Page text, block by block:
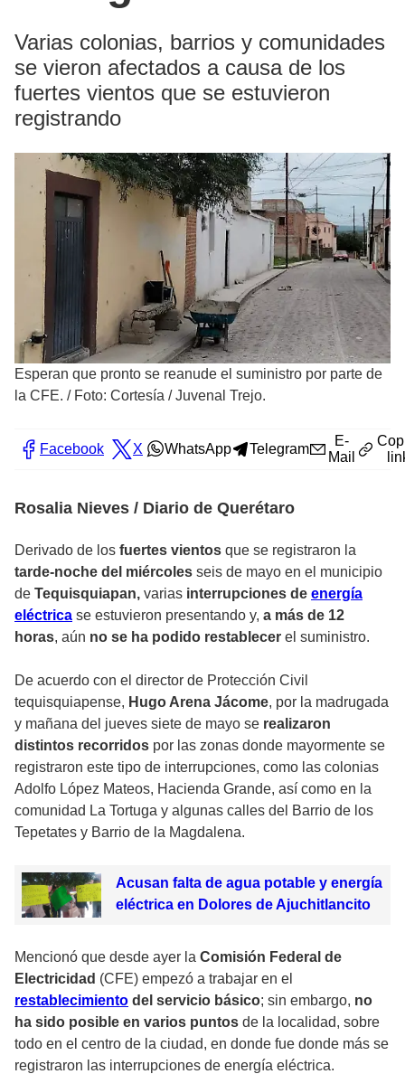
Varias colonias, barrios y comunidades
se vieron afectados a causa de los
fuertes vientos que se estuvieron
registrando
Esperan que pronto se reanude el suministro por parte de
la CFE. / Foto: Cortesía / Juvenal Trejo.
Facebook X WhatsApp Telegram
E-
Mail
Rosalia Nieves / Diario de Querétaro
Derivado de los fuertes vientos que se registraron la
tarde-noche del miércoles seis de mayo en el municipio
de Tequisquiapan, varias interrupciones de energía
eléctrica se estuvieron presentando y, a más de 12
horas, aún no se ha podido restablecer el suministro.
De acuerdo con el director de Protección Civil
tequisquiapense, Hugo Arena Jácome, por la madrugada
y mañana del jueves siete de mayo se realizaron
distintos recorridos por las zonas donde mayormente se
registraron este tipo de interrupciones, como las colonias
Adolfo López Mateos, Hacienda Grande, así como en la
comunidad La Tortuga y algunas calles del Barrio de los
Tepetates y Barrio de la Magdalena.
Acusan falta de agua potable y energía
eléctrica en Dolores de Ajuchitlancito
Mencionó que desde ayer la Comisión Federal de
Electricidad (CFE) empezó a trabajar en el
restablecimiento del servicio básico; sin embargo, no
ha sido posible en varios puntos de la localidad, sobre
todo en el centro de la ciudad, en donde fue donde más se
registraron las interrupciones de energía eléctrica.